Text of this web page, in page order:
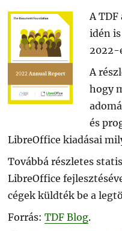
A
idén
2022-
A
hogy
és
LibreOffice kiadásai
Továbbá részletes
LibreOffice
cégek küldték be a
Forrás:TDF Blog.